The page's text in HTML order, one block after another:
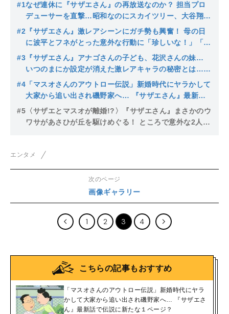
#1なぜ連休に『サザエさん』の再放送なのか？ 担当プロ
デューサーを直撃…昭和なのにスカイツリー、大谷翔平
登場の“サザエさん時空”についての真相も明らかに
#2 『サザエさん』激レアシーンにガチ勢も興奮！ 母の日
に波平とフネがとった意外な行動に「珍しいな！」「記
憶している範囲では初めて」
#3 『サザエさん』アナゴさんの子ども、花沢さんの妹…
いつのまにか設定が消えた激レアキャラの秘密とは…最
新回に謎キャラ浜口くん登場でファン興奮
#4 「マスオさんのアウトロー伝説」新婚時代にヤラかして
大家から追い出され磯野家へ… 『サザエさん』最新話
で伝説に新たな１ページ？
#5 〈サザエとマスオが離婚!?〉『サザエさん』まさかのウ
ワサがあさひが丘を駆けめぐる！ ところで意外な2人の
エンタメ
次のページ
画像ギャラリー
1 2 3 4
こちらの記事もおすすめ
「マスオさんのアウトロー伝説」新婚時代にヤラ
かして大家から追い出され磯野家へ… 『サザエさ
ん』最新話で伝説に新たな１ページ？